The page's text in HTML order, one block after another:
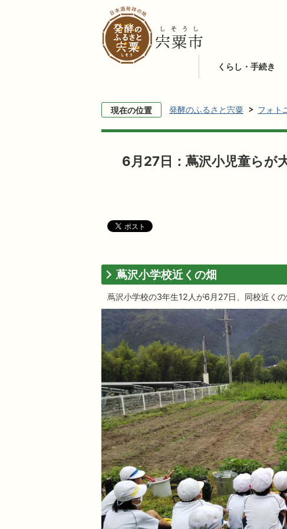
くらし・手続き
現在の位置 発酵のふるさと宍粟 フォト
6月27日：蔦沢小児童らが
蔦沢小学校近くの畑
蔦沢小学校の3年生12人が6月27日、同校近くの